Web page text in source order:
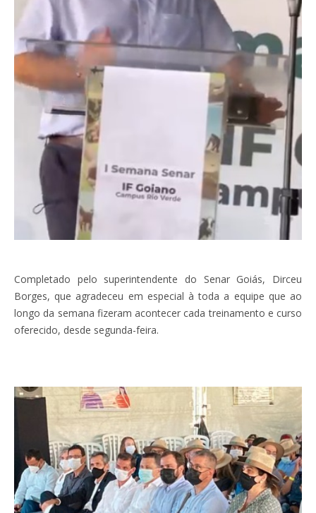
Completado pelo superintendente do Senar Goiás, Dirceu
Borges, que agradeceu em especial à toda a equipe que ao
longo da semana fizeram acontecer cada treinamento e curso
oferecido, desde segunda-feira.